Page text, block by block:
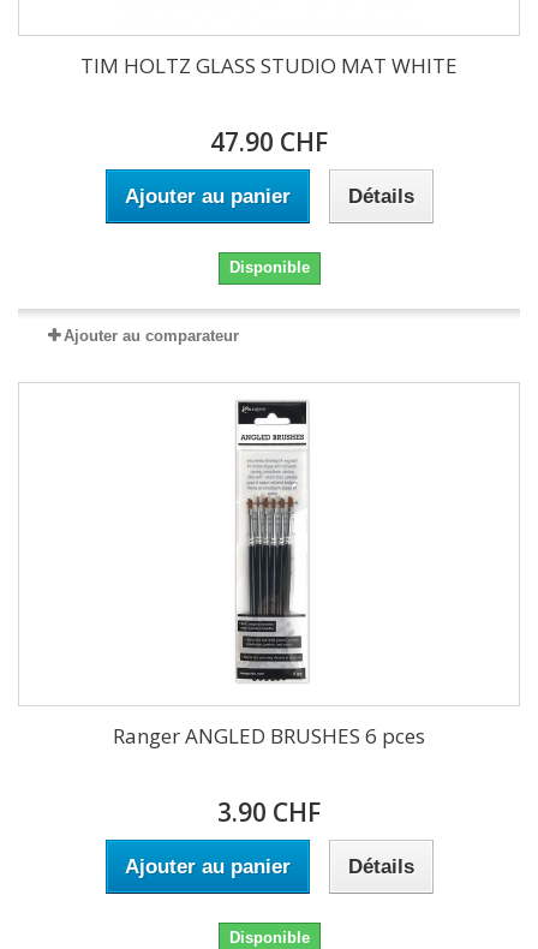
TIM HOLTZ GLASS STUDIO MAT WHITE
47.90 CHF
Ajouter au panier Détails
Disponible
Ajouter au comparateur
Ranger ANGLED BRUSHES 6 pces
3.90 CHF
Ajouter au panier Détails
Disponible